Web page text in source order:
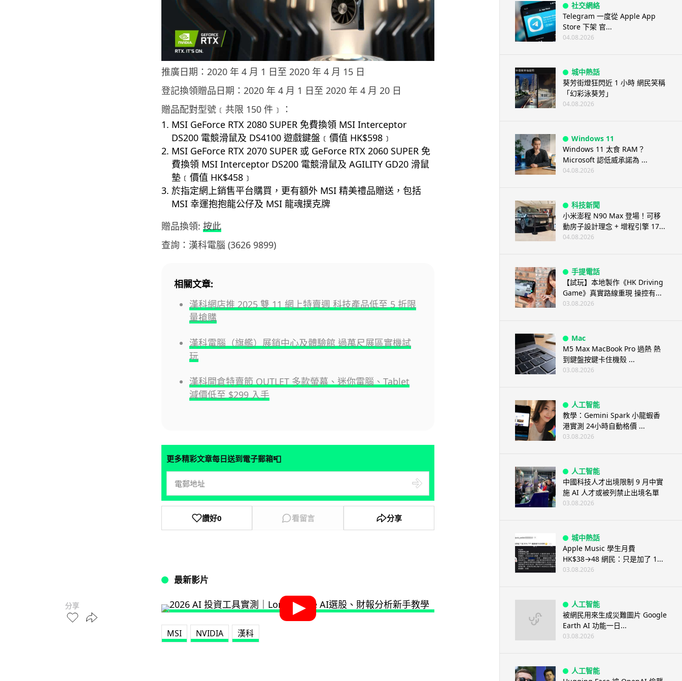
分享
推廣日期：2020 年 4 月 1 日至 2020 年 4 月 15 日
登記換領贈品日期：2020 年 4 月 1 日至 2020 年 4 月 20 日
贈品配對型號﹝共限 150 件﹞：
MSI GeForce RTX 2080 SUPER 免費換領 MSI Interceptor
DS200 電競滑鼠及 DS4100 遊戲鍵盤﹝價值 HK$598﹞
MSI GeForce RTX 2070 SUPER 或 GeForce RTX 2060 SUPER 免
費換領 MSI Interceptor DS200 電競滑鼠及 AGILITY GD20 滑鼠
墊﹝價值 HK$458﹞
於指定網上銷售平台購買，更有額外 MSI 精美禮品贈送，包括
MSI 幸運抱抱龍公仔及 MSI 龍魂撲克牌
贈品換領: 按此
查詢：漢科電腦 (3626 9899)
相關文章:
漢科網店推 2025 雙 11 網上特賣週 科技產品低至 5 折限
量搶購
漢科電腦（旗艦）展銷中心及體驗館 過萬尺展區實機試
玩
漢科開倉特賣節 OUTLET 多款螢幕、迷你電腦、Tablet
減價低至 $299 入手
更多精彩文章每日送到電子郵箱📮
讚好0 看留言 分享
最新影片
MSI NVIDIA 漢科
社交網絡
Telegram 一度從 Apple App
Store 下架 官...
04.08.2026
城中熱話
葵芳街燈狂閃近 1 小時 網民笑稱
「幻彩泳葵芳」
04.08.2026
Windows 11
Windows 11 太食 RAM？
Microsoft 認低威承諾為 ...
04.08.2026
科技新聞
小米澎程 N90 Max 登場！可移
動房子設計理念 + 增程引擎 17...
04.08.2026
手提電話
【試玩】本地製作《HK Driving
Game》真實路線重現 操控有...
03.08.2026
Mac
M5 Max MacBook Pro 過熱 熱
到鍵盤按鍵卡住機殼 ...
03.08.2026
人工智能
教學：Gemini Spark 小龍蝦香
港實測 24小時自動格價 ...
03.08.2026
人工智能
中國科技人才出境限制 9 月中實
施 AI 人才或被列禁止出境名單
03.08.2026
城中熱話
Apple Music 學生月費
HK$38→48 網民：只是加了 1...
03.08.2026
人工智能
被網民用來生成災難圖片 Google
Earth AI 功能一日...
03.08.2026
人工智能